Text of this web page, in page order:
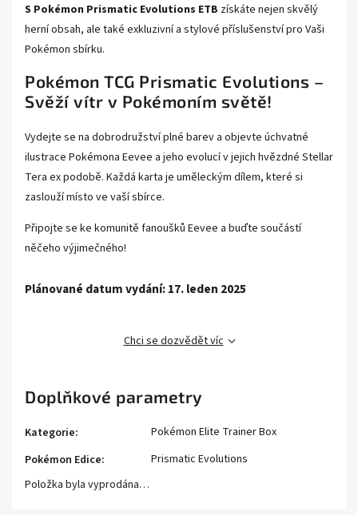
S Pokémon Prismatic Evolutions ETB získáte nejen skvělý
herní obsah, ale také exkluzivní a stylové příslušenství pro Vaši
Pokémon sbírku.
Pokémon TCG Prismatic Evolutions –
Svěží vítr v Pokémoním světě!
Vydejte se na dobrodružství plné barev a objevte úchvatné
ilustrace Pokémona Eevee a jeho evolucí v jejich hvězdné Stellar
Tera ex podobě. Každá karta je uměleckým dílem, které si
zaslouží místo ve vaší sbírce.
Připojte se ke komunitě fanoušků Eevee a buďte součástí
něčeho výjimečného!
Plánované datum vydání: 17. leden 2025
Chci se dozvědět víc
Doplňkové parametry
Kategorie:
Pokémon Elite Trainer Box
Pokémon Edice:
Prismatic Evolutions
Položka byla vyprodána…